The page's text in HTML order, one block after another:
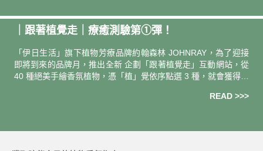
｜跟著植覺走｜療癒測驗第①彈！
「伊日生活」旗下植物芳療品牌約翰森林 JOHNRAY，為了迎接
即將到來的品牌月，推出全新 企劃「跟著植覺走」互動網站，從
40 種絕美手繪香氛植物，憑「植」覺依序點選 3 種，就會獲得各
READ >>>